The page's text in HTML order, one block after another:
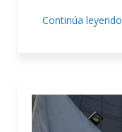
Continúa leyendo